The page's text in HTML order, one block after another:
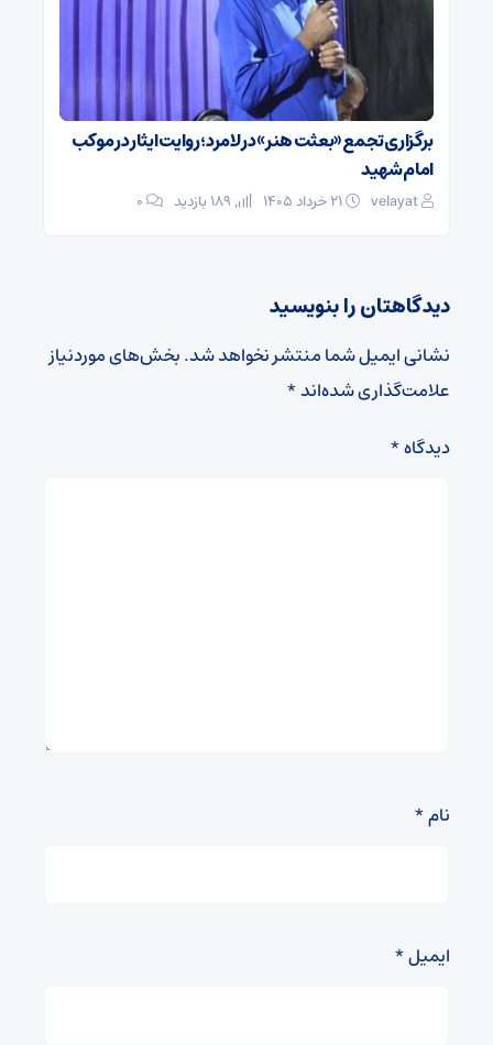
برگزاری تجمع «بعثت هنر» در لامرد؛ روایت ایثار در موکب
امام شهید
velayat ۰
دیدگاهتان را بنویسید
نشانی ایمیل شما منتشر نخواهد شد.بخش‌های موردنیاز
علامت‌گذاری شده‌اند*
دیدگاه*
نام*
ایمیل*